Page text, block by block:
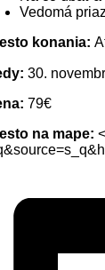
Vedomá
konania:
30.
79€
na mape: